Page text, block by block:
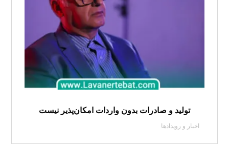
تولید و صادرات بدون واردات امکان‌پذیر نیست
اخبار و رویدادها